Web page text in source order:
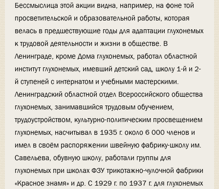
Бессмыслица этой акции видна, например, на фоне той
просветительской и образовательной работы, которая
велась в предшествующие годы для адаптации глухонемых
к трудовой деятельности и жизни в обществе. В
Ленинграде, кроме Дома глухонемых, работал областной
институт глухонемых, имевший детский сад, школу 1-й и 2-
й ступеней с интернатом и учебными мастерскими.
Ленинградский областной отдел Всероссийского общества
глухонемых, занимавшийся трудовым обучением,
трудоустройством, культурно-политическим просвещением
глухонемых, насчитывал в 1935 г. около 6 000 членов и
имел в своём распоряжении швейную фабрику-школу им.
Савельева, обувную школу, работали группы для
глухонемых при школах ФЗУ трикотажно-чулочной фабрики
«Красное знамя» и др. С 1929 г. по 1937 г. для глухонемых